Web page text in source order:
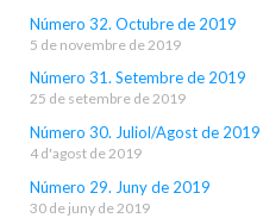
Número 32. Octubre de 2019
5 de novembre de 2019
Número 31. Setembre de 2019
25 de setembre de 2019
Número 30. Juliol/Agost de 2019
4 d'agost de 2019
Número 29. Juny de 2019
30 de juny de 2019